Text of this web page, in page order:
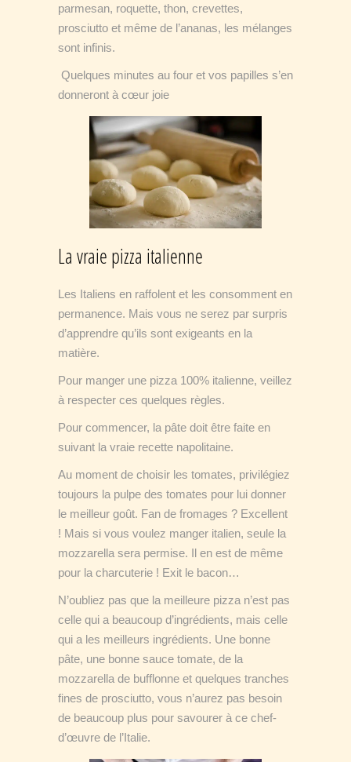
parmesan, roquette, thon, crevettes,
prosciutto et même de l’ananas, les mélanges
sont infinis.
Quelques minutes au four et vos papilles s’en
donneront à cœur joie
La vraie pizza italienne
Les Italiens en raffolent et les consomment en
permanence. Mais vous ne serez par surpris
d’apprendre qu’ils sont exigeants en la
matière.
Pour manger une pizza 100% italienne, veillez
à respecter ces quelques règles.
Pour commencer, la pâte doit être faite en
suivant la vraie recette napolitaine.
Au moment de choisir les tomates, privilégiez
toujours la pulpe des tomates pour lui donner
le meilleur goût. Fan de fromages ? Excellent
! Mais si vous voulez manger italien, seule la
mozzarella sera permise. Il en est de même
pour la charcuterie ! Exit le bacon…
N’oubliez pas que la meilleure pizza n’est pas
celle qui a beaucoup d’ingrédients, mais celle
qui a les meilleurs ingrédients. Une bonne
pâte, une bonne sauce tomate, de la
mozzarella de bufflonne et quelques tranches
fines de prosciutto, vous n’aurez pas besoin
de beaucoup plus pour savourer à ce chef-
d’œuvre de l’Italie.